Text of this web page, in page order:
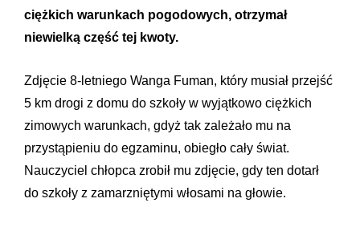
ciężkich warunkach pogodowych, otrzymał
niewielką część tej kwoty.
Zdjęcie 8-letniego Wanga Fuman, który musiał przejść
5 km drogi z domu do szkoły w wyjątkowo ciężkich
zimowych warunkach, gdyż tak zależało mu na
przystąpieniu do egzaminu, obiegło cały świat.
Nauczyciel chłopca zrobił mu zdjęcie, gdy ten dotarł
do szkoły z zamarzniętymi włosami na głowie.